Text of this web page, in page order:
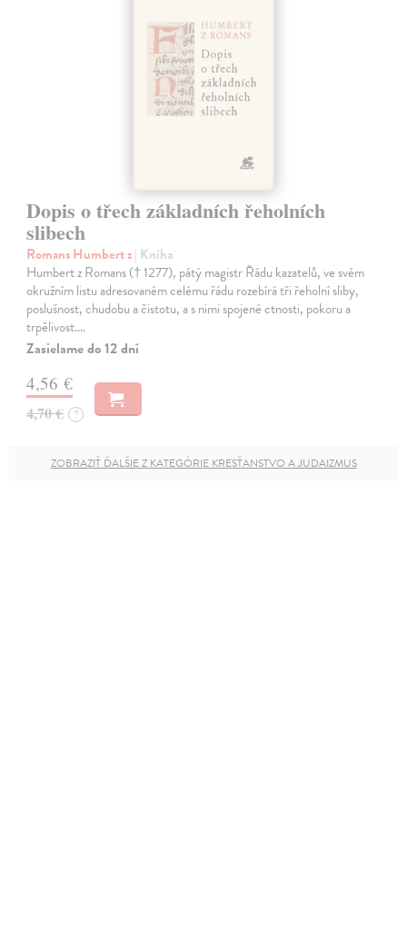
Dopis o třech základních řeholních
slibech
Romans Humbert z| Kniha
Humbert z Romans († 1277), pátý magistr Řádu kazatelů, ve svém
okružním listu adresovaném celému řádu rozebírá tři řeholní sliby,
poslušnost, chudobu a čistotu, a s nimi spojené ctnosti, pokoru a
trpělivost.…
Zasielame do 12 dní
4,56 €
4,70 € ?
ZOBRAZIŤ ĎALŠIE Z KATEGÓRIE KRESŤANSTVO A JUDAIZMUS